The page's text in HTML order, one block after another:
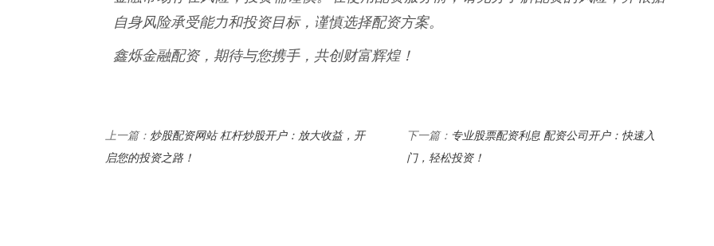
自身风险承受能力和投资目标，谨慎选择配资方案。
鑫烁金融配资，期待与您携手，共创财富辉煌！
上一篇： 炒股配资网站 杠杆炒股开户：放大收益，开
启您的投资之路！
下一篇： 专业股票配资利息 配资公司开户：快速入
门，轻松投资！